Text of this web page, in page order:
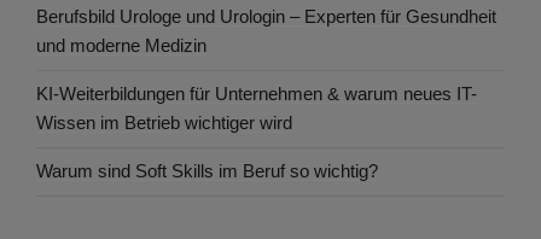
Berufsbild Urologe und Urologin – Experten für Gesundheit
und moderne Medizin
KI-Weiterbildungen für Unternehmen & warum neues IT-
Wissen im Betrieb wichtiger wird
Warum sind Soft Skills im Beruf so wichtig?